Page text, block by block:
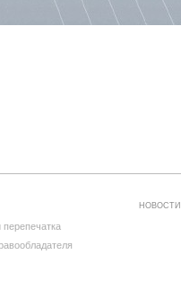
НОВОСТИ